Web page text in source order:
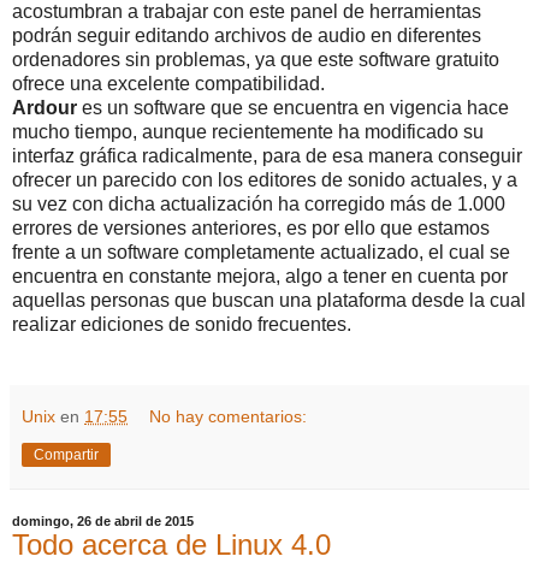
acostumbran a trabajar con este panel de herramientas
podrán seguir editando archivos de audio en diferentes
ordenadores sin problemas, ya que este software gratuito
ofrece una excelente compatibilidad.
Ardour es un software que se encuentra en vigencia hace
mucho tiempo, aunque recientemente ha modificado su
interfaz gráfica radicalmente, para de esa manera conseguir
ofrecer un parecido con los editores de sonido actuales, y a
su vez con dicha actualización ha corregido más de 1.000
errores de versiones anteriores, es por ello que estamos
frente a un software completamente actualizado, el cual se
encuentra en constante mejora, algo a tener en cuenta por
aquellas personas que buscan una plataforma desde la cual
realizar ediciones de sonido frecuentes.
Unix en 17:55 No hay comentarios:
Compartir
domingo, 26 de abril de 2015
Todo acerca de Linux 4.0